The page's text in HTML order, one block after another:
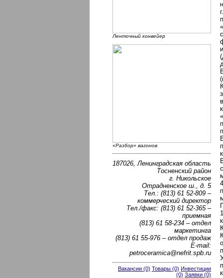
Ленточный конвейер
«Разбор» вагонов
187026, Ленинградская область
Тосненский район
г. Никольское
Отрадненское ш., д. 5
Тел.: (813) 61 52-809 –
коммерческий директор
Тел./факс: (813) 61 52-365 –
приемная
(813) 61 58-234 – отдел
маркетинга
(813) 61 55-976 – отдел продаж
Е-mail:
petroceramica@nefrit.spb.ru
Вакансии (0) Товары (0) Инвестиции
(0) Заявки (0)